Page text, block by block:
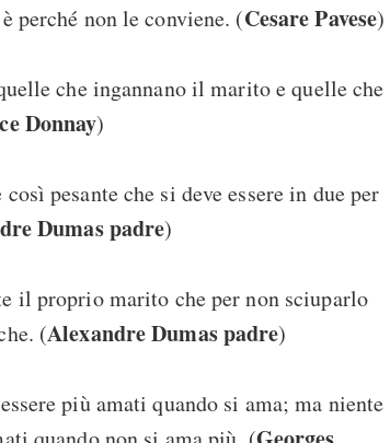
perché non le conviene. (Cesare Pavese)
che ingannano il marito e quelle che
Donnay)
pesante che si deve essere in due per
Dumas padre)
il proprio marito che per non sciuparlo
(Alexandre Dumas padre)
più amati quando si ama; ma niente